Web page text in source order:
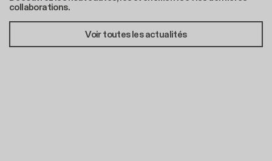
collaborations.
Voir toutes les actualités